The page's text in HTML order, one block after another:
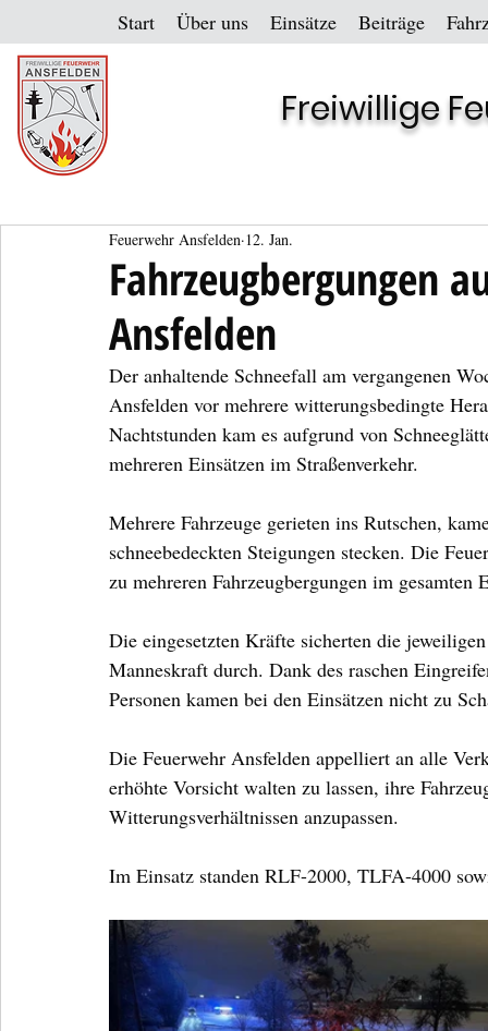
Start Über uns Einsätze Beiträge
Freiwillige
Fahrzeugbergungen
Ansfelden
Feuerwehr Ansfelden 12. Jan.
Der anhaltende Schneefall am vergangenen
Ansfelden vor mehrere witterungsbedingte
Nachtstunden kam es aufgrund von
mehreren Einsätzen im Straßenverkehr.
Mehrere Fahrzeuge gerieten ins Rutschen,
schneebedeckten Steigungen stecken. Die
zu mehreren Fahrzeugbergungen im gesamten
Die eingesetzten Kräfte sicherten die
Manneskraft durch. Dank des raschen
Personen kamen bei den Einsätzen nicht zu
Die Feuerwehr Ansfelden appelliert an alle
erhöhte Vorsicht walten zu lassen, ihre
Witterungsverhältnissen anzupassen.
Im Einsatz standen RLF-2000, TLFA-4000